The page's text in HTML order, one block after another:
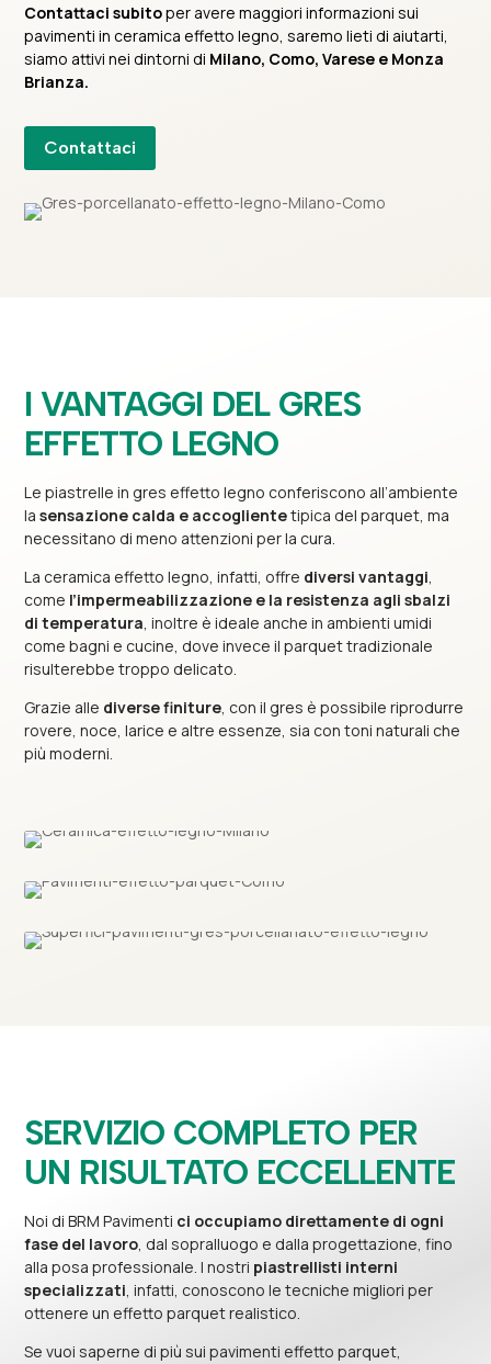
Contattaci subitoper avere maggiori informazioni sui
pavimenti in ceramica effetto legno, saremo lieti di aiutarti,
siamo attivi nei dintorni di Milano, Como, Varese e Monza
Brianza.
Contattaci
I VANTAGGI DEL GRES
EFFETTO LEGNO
Le piastrelle in gres effetto legno conferiscono all’ambiente
lasensazione calda e accoglientetipica del parquet, ma
necessitano di meno attenzioni per la cura.
La ceramica effetto legno, infatti, offre diversi vantaggi,
come l’impermeabilizzazione e la resistenza agli sbalzi
di temperatura, inoltre è ideale anche in ambienti umidi
come bagni e cucine, dove invece il parquet tradizionale
risulterebbe troppo delicato.
Grazie alle diverse finiture, con il gres è possibile riprodurre
rovere, noce, larice e altre essenze, sia con toni naturali che
più moderni.
SERVIZIO COMPLETO PER
UN RISULTATO ECCELLENTE
Noi di BRM Pavimenti ci occupiamo direttamente di ogni
fase del lavoro, dal sopralluogo e dalla progettazione, fino
alla posa professionale. I nostri piastrellisti interni
specializzati, infatti, conoscono le tecniche migliori per
ottenere un effetto parquet realistico.
Se vuoi saperne di più sui pavimenti effetto parquet,